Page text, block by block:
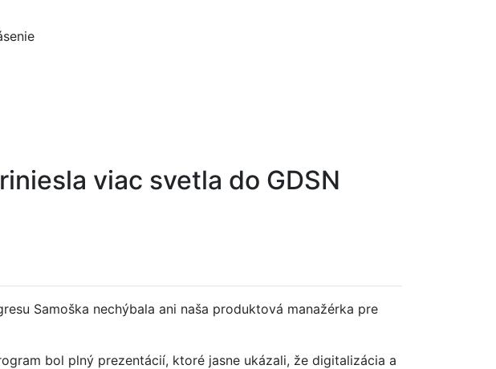
viac svetla do GDSN
Samoška nechýbala ani naša produktová manažérka pre
bol plný prezentácií, ktoré jasne ukázali, že digitalizácia a